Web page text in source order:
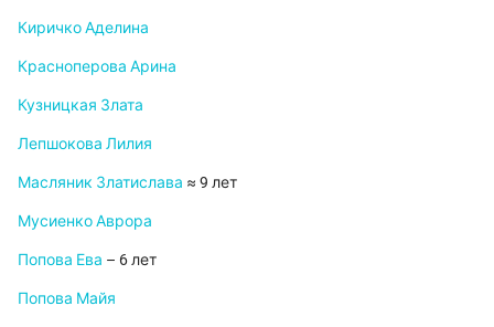
Киричко Аделина
Красноперова Арина
Кузницкая Злата
Лепшокова Лилия
Масляник Златислава ≈ 9 лет
Мусиенко Аврора
Попова Ева – 6 лет
Попова Майя